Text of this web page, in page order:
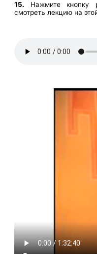
15. Нажмите кнопку
смотреть лекцию на